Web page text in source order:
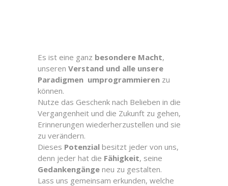
Es ist eine ganz besondere Macht,
unseren Verstand und alle unsere
Paradigmen umprogrammieren zu
können.
Nutze das Geschenk nach Belieben in die
Vergangenheit und die Zukunft zu gehen,
Erinnerungen wiederherzustellen und sie
zu verändern.
Dieses Potenzial besitzt jeder von uns,
denn jeder hat die Fähigkeit, seine
Gedankengänge neu zu gestalten.
Lass uns gemeinsam erkunden, welche